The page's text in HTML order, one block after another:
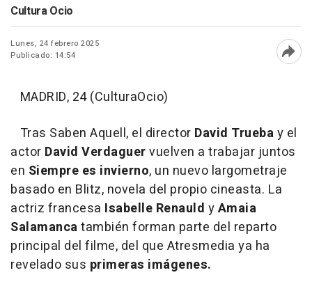
Cultura Ocio
Lunes, 24 febrero 2025
Publicado: 14:54
MADRID, 24 (CulturaOcio)
Tras Saben Aquell, el director David Truebay el
actor David Verdaguervuelven a trabajar juntos
en Siempre es invierno, un nuevo largometraje
basado en Blitz, novela del propio cineasta. La
actriz francesa Isabelle Renauld yAmaia
Salamancatambién forman parte del reparto
principal del filme, del que Atresmedia ya ha
revelado sus primeras imágenes.